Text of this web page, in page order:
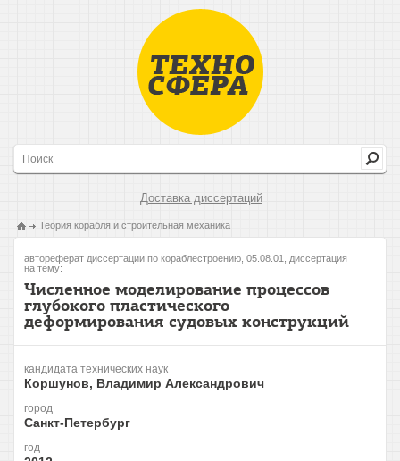
Доставка диссертаций
Теория корабля и строительная механика
автореферат диссертации по кораблестроению, 05.08.01, диссертация
на тему:
Численное моделирование процессов
глубокого пластического
деформирования судовых конструкций
кандидата технических наук
Коршунов, Владимир Александрович
город
Санкт-Петербург
год